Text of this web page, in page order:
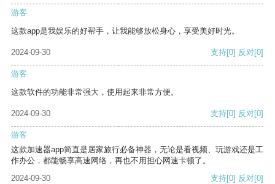
游客
这款app是我娱乐的好帮手，让我能够放松身心，享受美好时光。
2024-09-30 支持[0] 反对[0]
游客
这款软件的功能非常强大，使用起来非常方便。
2024-09-30 支持[0] 反对[0]
游客
这款加速器app简直是居家旅行必备神器，无论是看视频、玩游戏还是工
作办公，都能畅享高速网络，再也不用担心网速卡顿了。
2024-09-30
支持[0] 反对[0]